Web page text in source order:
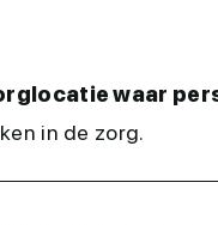
waar
in de zorg.